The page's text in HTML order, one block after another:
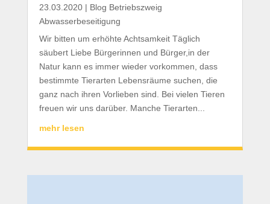
23.03.2020| Blog Betriebszweig
Abwasserbeseitigung
Wir bitten um erhöhte Achtsamkeit Täglich
säubert Liebe Bürgerinnen und Bürger,in der
Natur kann es immer wieder vorkommen, dass
bestimmte Tierarten Lebensräume suchen, die
ganz nach ihren Vorlieben sind. Bei vielen Tieren
freuen wir uns darüber. Manche Tierarten...
mehr lesen